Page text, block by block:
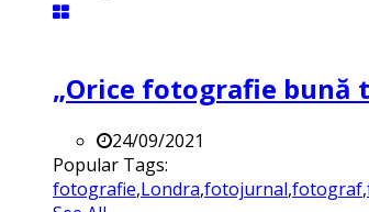
„Orice fotografie bună
24/09/2021
Popular Tags:
fotografie,Londra,fotojurnal,fotograf,